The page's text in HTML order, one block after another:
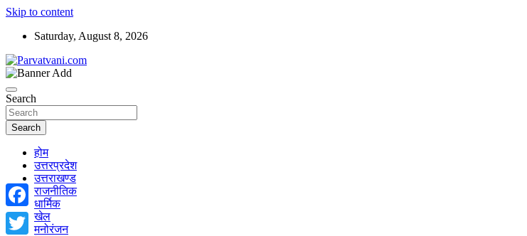
Skip to content
Saturday, August 8, 2026
Parvatvani.com
Search
Search
होम
उत्तरप्रदेश
उत्तराखण्ड
राजनीतिक
धार्मिक
खेल
मनोरंजन
Facebook